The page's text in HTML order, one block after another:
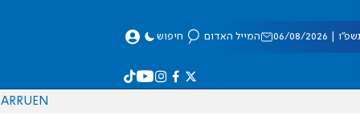
08/2026 המייל האדום חיפוש
EN
RU
AR